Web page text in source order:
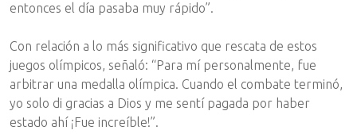
entonces el día pasaba muy rápido”.
Con relación a lo más significativo que rescata de estos
juegos olímpicos, señaló: “Para mí personalmente, fue
arbitrar una medalla olímpica. Cuando el combate terminó,
yo solo di gracias a Dios y me sentí pagada por haber
estado ahí ¡Fue increíble!”.